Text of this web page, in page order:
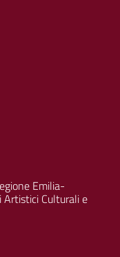
Emilia-
Artistici Culturali e